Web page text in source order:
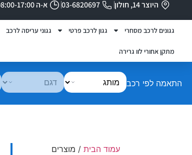
היוצר 14, חולון 03-6820697 א-ה 08:00-17:00
גגונים לרכב מסחרי גגון לרכב פרטי גגוני עריסה לרכב
מתקן אחורי לוו גרירה
התאמה לפי רכב
עמוד הבית / מוצרים